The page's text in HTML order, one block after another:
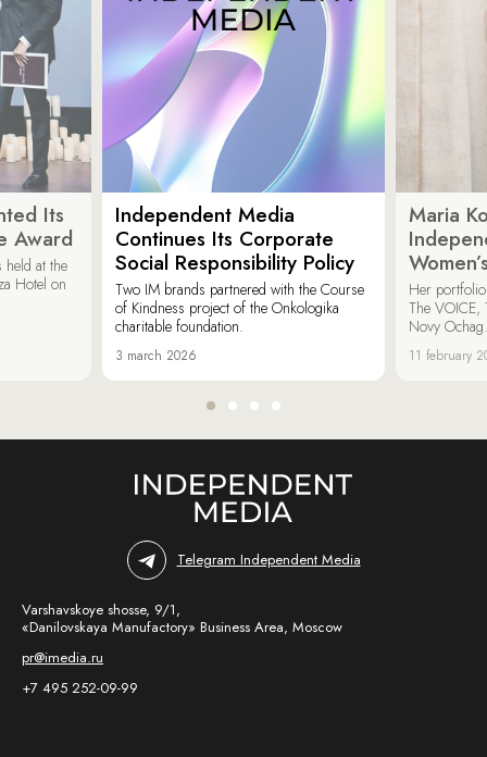
Its
Award
held at the
Hotel on
Independent Media
Continues Its Corporate
Social Responsibility Policy
Two IM brands partnered with the Course
of Kindness project of the Onkologika
charitable foundation.
3 march 2026
Maria
Her
The VOICE,
Novy Ochag.
11 february
Telegram Independent Media
Varshavskoye shosse, 9/1,
«Danilovskaya Manufactory» Business Area, Moscow
pr@imedia.ru
+7 495 252-09-99